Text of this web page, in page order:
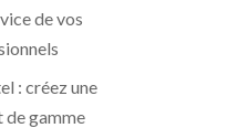
de vos
: créez une
de gamme